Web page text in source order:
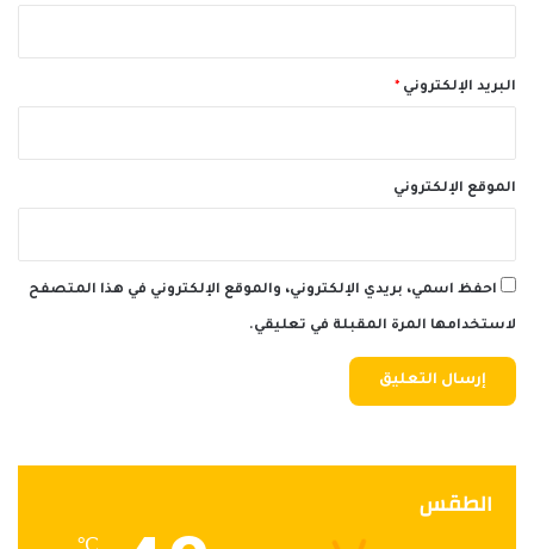
البريد الإلكتروني *
الموقع الإلكتروني
احفظ اسمي، بريدي الإلكتروني، والموقع الإلكتروني في هذا المتصفح
لاستخدامها المرة المقبلة في تعليقي.
الطقس